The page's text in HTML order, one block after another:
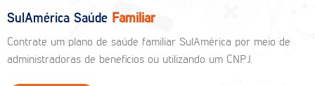
SulAmérica Saúde Familiar
Contrate um plano de saúde familiar SulAmérica por meio de
administradoras de benefícios ou utilizando um CNPJ.